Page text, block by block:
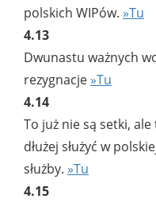
polskich WIPów. »Tu
4.13
Dwunastu ważnych
rezygnacje»Tu
4.14
To już nie są setki,
dłużej służyć w
służby. »Tu
4.15